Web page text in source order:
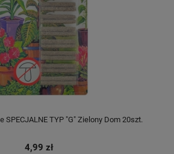
SPECJALNE TYP "G" Zielony Dom 20szt.
4,99 zł